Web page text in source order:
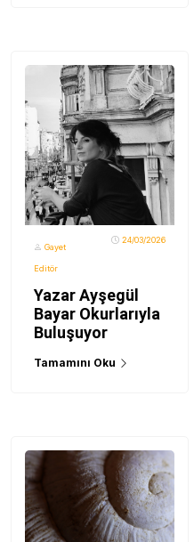
Gayet
Editör
24/03/2026
Yazar Ayşegül
Bayar Okurlarıyla
Buluşuyor
Tamamını Oku